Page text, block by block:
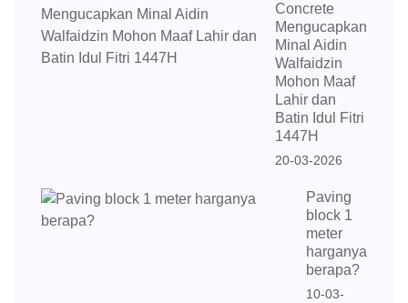
Concrete
Mengucapkan
Minal Aidin
Walfaidzin
Mohon Maaf
Lahir dan
Batin Idul Fitri
1447H
20-03-2026
Paving
block 1
meter
harganya
berapa?
10-03-